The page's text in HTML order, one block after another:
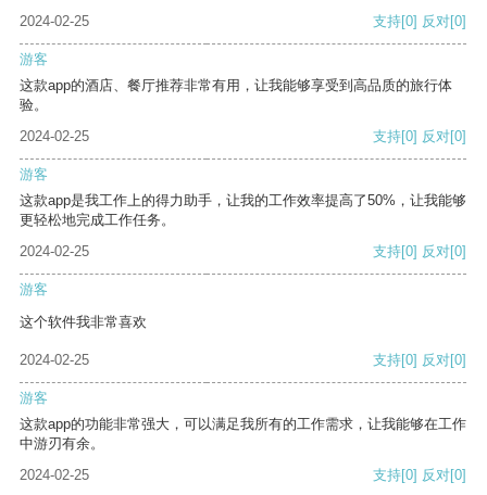
2024-02-25
支持[0] 反对[0]
游客
这款app的酒店、餐厅推荐非常有用，让我能够享受到高品质的旅行体
验。
2024-02-25
支持[0] 反对[0]
游客
这款app是我工作上的得力助手，让我的工作效率提高了50%，让我能够
更轻松地完成工作任务。
2024-02-25
支持[0] 反对[0]
游客
这个软件我非常喜欢
2024-02-25 支持[0] 反对[0]
游客
这款app的功能非常强大，可以满足我所有的工作需求，让我能够在工作
中游刃有余。
2024-02-25
支持[0] 反对[0]